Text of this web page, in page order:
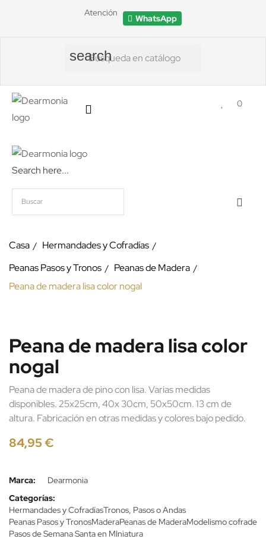
Atención
WhatsApp
search
0
Search here...
Casa
Hermandades y Cofradías
Peanas Pasos y Tronos
Peanas de Madera
Peana de madera lisa color nogal
Peana de madera lisa color
nogal
Peana de madera de pino con lisa. Varias medidas
disponibles. 25x25cm, 40x 30cm, 50x50cm. 13 cm de
altura. Fabricación en otras medidas y colores bajo pedido.
84,95 €
Marca:
Dearmonia
Categorías:
Hermandades y CofradíasTronos, Pasos o Andas
Peanas Pasos y TronosMaderaPeanas de MaderaModelismo cofrade
Pasos de Semana Santa en MIniatura